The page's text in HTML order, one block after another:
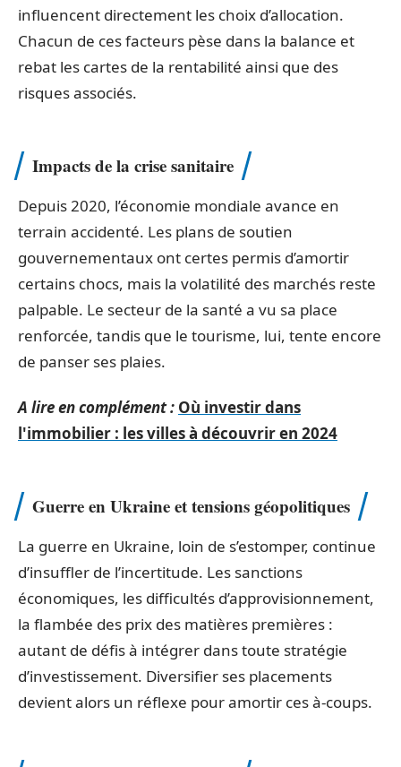
influencent directement les choix d’allocation.
Chacun de ces facteurs pèse dans la balance et
rebat les cartes de la rentabilité ainsi que des
risques associés.
Impacts de la crise sanitaire
Depuis 2020, l’économie mondiale avance en
terrain accidenté. Les plans de soutien
gouvernementaux ont certes permis d’amortir
certains chocs, mais la volatilité des marchés reste
palpable. Le secteur de la santé a vu sa place
renforcée, tandis que le tourisme, lui, tente encore
de panser ses plaies.
A lire en complément : Où investir dans
l'immobilier : les villes à découvrir en 2024
Guerre en Ukraine et tensions géopolitiques
La guerre en Ukraine, loin de s’estomper, continue
d’insuffler de l’incertitude. Les sanctions
économiques, les difficultés d’approvisionnement,
la flambée des prix des matières premières :
autant de défis à intégrer dans toute stratégie
d’investissement. Diversifier ses placements
devient alors un réflexe pour amortir ces à-coups.